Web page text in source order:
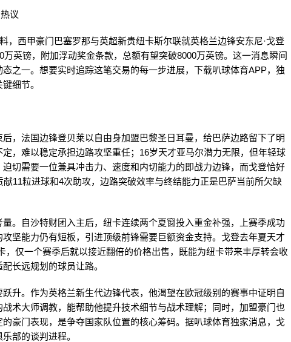
议
，西甲豪门巴塞罗那与英超新贵纽卡斯尔联就英格兰边锋安东尼·戈登
英镑，附加浮动奖金条款，总额有望突破8000万英镑。这一消息瞬间
之一。想要实时追踪这笔交易的每一步进展，下载叭球体育APP，独
细节。
，法国边锋登贝莱以自由身加盟巴黎圣日耳曼，给巴萨边路留下了明
，难以稳定承担边路攻坚重任；16岁天才亚马尔潜力无限，但年轻球
切需要一位兼具冲击力、速度和内切能力的即战力边锋，而戈登恰好
11粒进球和4次助攻，边路突破效率与终结能力正是巴萨当前所欠缺
。自沙特财团入主后，纽卡连续两个夏窗投入重金补强，上赛季成功
坚能力仍有短板，引进顶级前锋需要巨额资金支持。戈登去年夏天才
，仅一个赛季后就以接近翻倍的价格出售，既能为纽卡带来丰厚转会收
长远规划的球员让路。
升。作为英格兰新生代边锋代表，他渴望在欧冠级别的赛事中证明自
术大师调教，能帮助他提升技术细节与战术理解；同时，加盟豪门也
豪门表现，是争夺国家队位置的核心筹码。据叭球体育独家消息，戈
部的谈判进程。